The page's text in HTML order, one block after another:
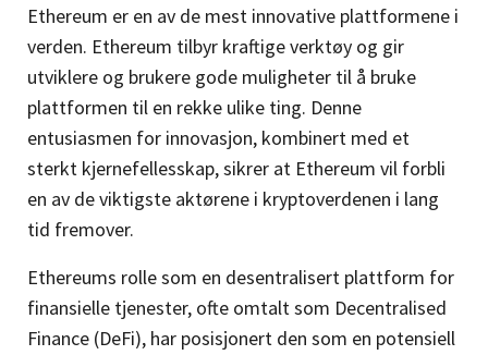
Ethereum er en av de mest innovative plattformene i
verden. Ethereum tilbyr kraftige verktøy og gir
utviklere og brukere gode muligheter til å bruke
plattformen til en rekke ulike ting. Denne
entusiasmen for innovasjon, kombinert med et
sterkt kjernefellesskap, sikrer at Ethereum vil forbli
en av de viktigste aktørene i kryptoverdenen i lang
tid fremover.
Ethereums rolle som en desentralisert plattform for
finansielle tjenester, ofte omtalt som Decentralised
Finance (DeFi), har posisjonert den som en potensiell